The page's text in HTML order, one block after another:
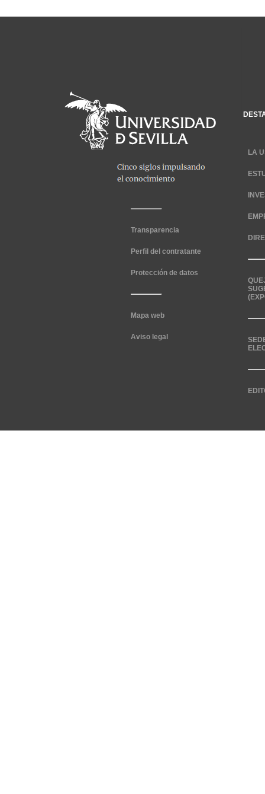
Transparencia
Perfil del contratante
Protección de datos
Mapa web
Aviso legal
LA